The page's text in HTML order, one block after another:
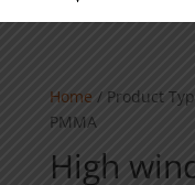
Home / Product
PMMA
High